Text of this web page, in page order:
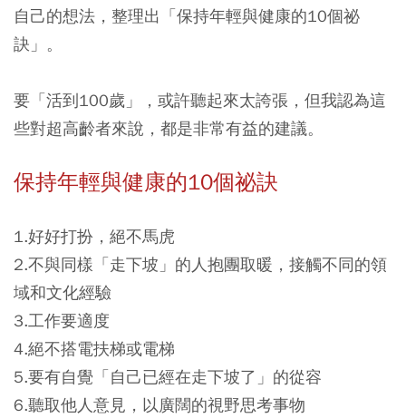
自己的想法，整理出「保持年輕與健康的10個祕
訣」。
要「活到100歲」，或許聽起來太誇張，但我認為這
些對超高齡者來說，都是非常有益的建議。
保持年輕與健康的10個祕訣
1.好好打扮，絕不馬虎
2.不與同樣「走下坡」的人抱團取暖，接觸不同的領
域和文化經驗
3.工作要適度
4.絕不搭電扶梯或電梯
5.要有自覺「自己已經在走下坡了」的從容
6.聽取他人意見，以廣闊的視野思考事物